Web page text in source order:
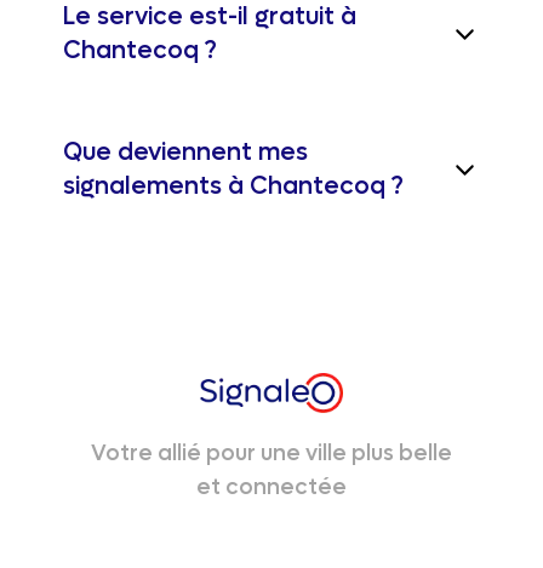
Le service est-il gratuit à
Chantecoq ?
Que deviennent mes
signalements à Chantecoq ?
Votre allié pour une ville plus belle
et connectée